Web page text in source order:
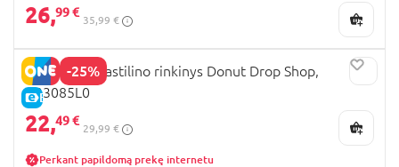
26,99 €
35,99 €
-25%
E-KAINA
PLAY DOH plastilino rinkinys Donut Drop Shop,
G23085L0
22,49 €
29,99 €
Perkant papildomą prekę internetu